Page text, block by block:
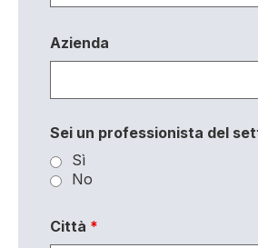
Azienda
Sei un professionista del
Sì
No
Città *